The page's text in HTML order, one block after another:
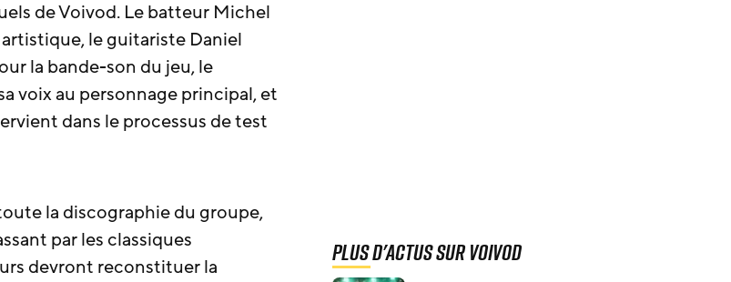
de Voivod. Le batteur Michel
le guitariste Daniel
la bande-son du jeu, le
voix au personnage principal, et
dans le processus de test
la discographie du groupe,
par les classiques
devront reconstituer la
Plus d'actus sur Voivod